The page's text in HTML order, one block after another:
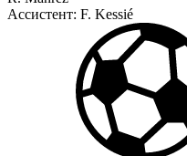
Ассистент: F. Kessié